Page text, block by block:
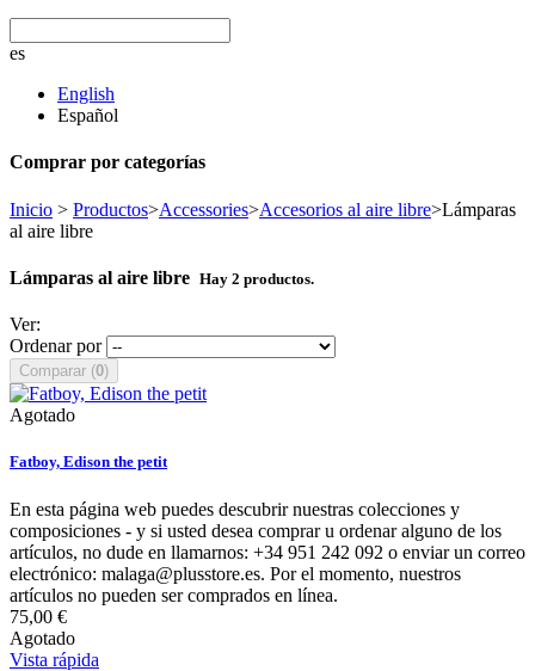
es
English
Español
Comprar por categorías
Inicio > Productos>Accessories>Accesorios al aire libre>Lámparas
al aire libre
Lámparas al aire libre Hay 2 productos.
Ver:
Ordenar por
Comparar (0)
Agotado
Fatboy, Edison the petit
En esta página web puedes descubrir nuestras colecciones y
composiciones - y si usted desea comprar u ordenar alguno de los
artículos, no dude en llamarnos: +34 951 242 092 o enviar un correo
electrónico: malaga@plusstore.es. Por el momento, nuestros
artículos no pueden ser comprados en línea.
75,00 €
Agotado
Vista rápida